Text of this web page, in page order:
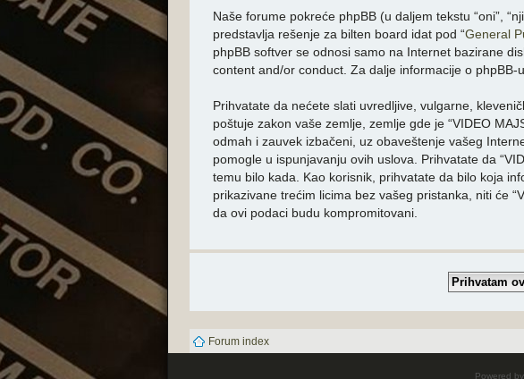
Naše forume pokreće phpBB (u daljem tekstu “oni”,
predstavlja rešenje za bilten board idat pod “General
phpBB softver se odnosi samo na Internet bazirane
content and/or conduct. Za dalje informacije o phpBB-
Prihvatate da nećete slati uvredljive, vulgarne,
poštuje zakon vaše zemlje, zemlje gde je “VIDEO
odmah i zauvek izbačeni, uz obaveštenje vašeg
pomogle u ispunjavanju ovih uslova. Prihvatate da
temu bilo kada. Kao korisnik, prihvatate da bilo koja
prikazivane trećim licima bez vašeg pristanka, niti će
da ovi podaci budu kompromitovani.
Forum index
Powered by